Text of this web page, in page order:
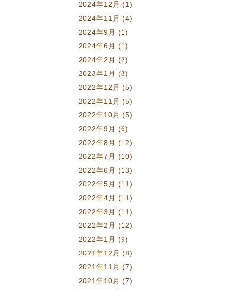
2024年12月 (1)
2024年11月 (4)
2024年9月 (1)
2024年6月 (1)
2024年2月 (2)
2023年1月 (3)
2022年12月 (5)
2022年11月 (5)
2022年10月 (5)
2022年9月 (6)
2022年8月 (12)
2022年7月 (10)
2022年6月 (13)
2022年5月 (11)
2022年4月 (11)
2022年3月 (11)
2022年2月 (12)
2022年1月 (9)
2021年12月 (8)
2021年11月 (7)
2021年10月 (7)